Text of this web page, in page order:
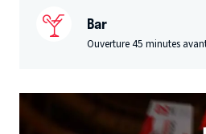
Bar
Ouverture 45 minutes